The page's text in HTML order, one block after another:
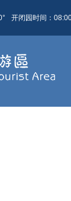
后天( 星期二)
24 ~ 29
开闭园时间：